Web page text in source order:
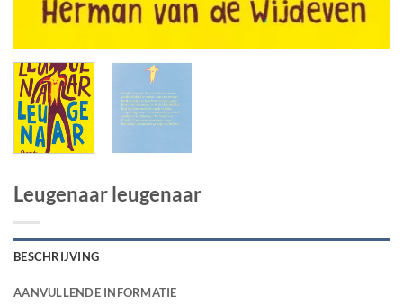
Leugenaar leugenaar
BESCHRIJVING
AANVULLENDE INFORMATIE